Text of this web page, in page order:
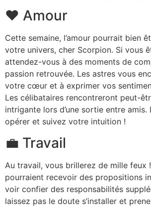
❤️ Amour
Cette semaine, l’amour pourrait bien
votre univers, cher Scorpion. Si vous
attendez-vous à des moments de
passion retrouvée. Les astres vous
votre cœur et à exprimer vos
Les célibataires rencontreront peut-
intrigante lors d’une sortie entre amis.
opérer et suivez votre intuition !
💼 Travail
Au travail, vous brillerez de mille feux
pourraient recevoir des propositions
voir confier des responsabilités
laissez pas le doute s’installer et